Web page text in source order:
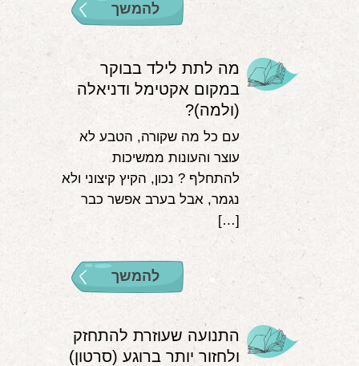
להמשך
מה לתת לילד בבוקר
במקום אקטימל ודניאלה
(ולמה)?
עם כל מה שקורה, הטבע לא
עוצר והעונות ממשיכות
להתחלף ? נכון, הקיץ קיצוני ולא
נגמר, אבל בערב אפשר כבר
[…]
להמשך
התנועה שעוזרת להתחזק
ולחזור יותר ברוגע (סרטון)